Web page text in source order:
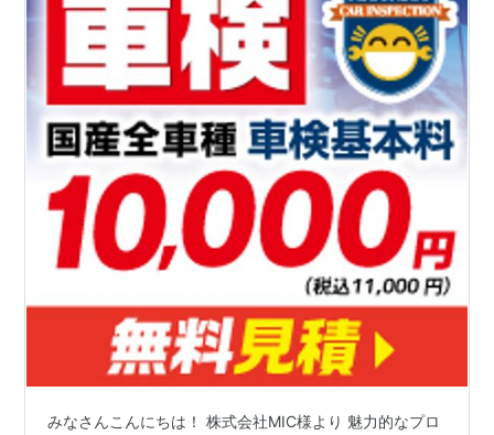
みなさんこんにちは！ 株式会社MIC様より 魅力的なプロ